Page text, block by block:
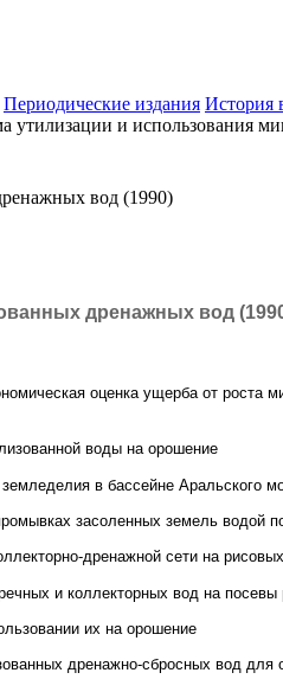
Периодические издания История
утилизации и использования
вод (1990)
дренажных вод
оценка ущерба от
воды на орошение
в бассейне Аральского
засоленных земель водой
дренажной сети на
и коллекторных вод на посевы
их на орошение
дренажно-сбросных вод